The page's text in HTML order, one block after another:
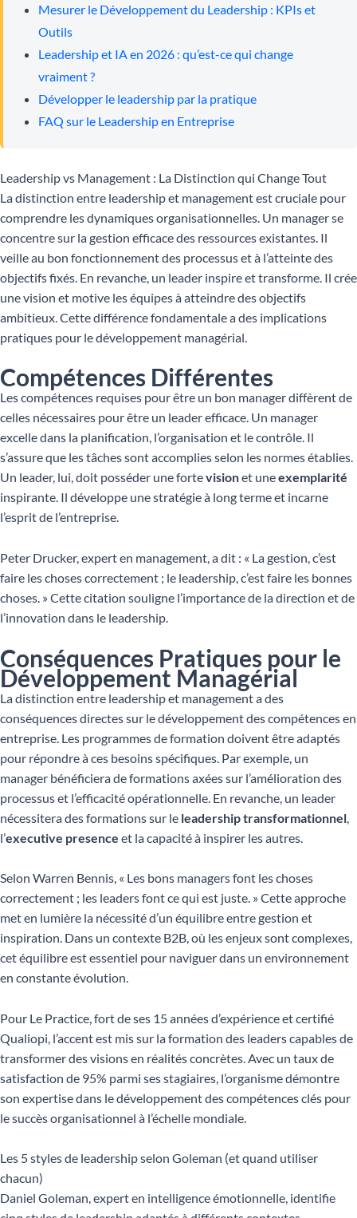
Mesurer le Développement du Leadership : KPIs et
Outils
Leadership et IA en 2026 : qu’est-ce qui change
vraiment ?
Développer le leadership par la pratique
FAQ sur le Leadership en Entreprise
Leadership vs Management : La Distinction qui Change Tout
La distinction entre leadership et management est cruciale pour
comprendre les dynamiques organisationnelles. Un manager se
concentre sur la gestion efficace des ressources existantes. Il
veille au bon fonctionnement des processus et à l’atteinte des
objectifs fixés. En revanche, un leader inspire et transforme. Il crée
une vision et motive les équipes à atteindre des objectifs
ambitieux. Cette différence fondamentale a des implications
pratiques pour le développement managérial.
Compétences Différentes
Les compétences requises pour être un bon manager diffèrent de
celles nécessaires pour être un leader efficace. Un manager
excelle dans la planification, l’organisation et le contrôle. Il
s’assure que les tâches sont accomplies selon les normes établies.
Un leader, lui, doit posséder une fortevisionet uneexemplarité
inspirante. Il développe une stratégie à long terme et incarne
l’esprit de l’entreprise.
Peter Drucker, expert en management, a dit : « La gestion, c’est
faire les choses correctement ; le leadership, c’est faire les bonnes
choses. » Cette citation souligne l’importance de la direction et de
l’innovation dans le leadership.
Conséquences Pratiques pour le
Développement Managérial
La distinction entre leadership et management a des
conséquences directes sur le développement des compétences en
entreprise. Les programmes de formation doivent être adaptés
pour répondre à ces besoins spécifiques. Par exemple, un
manager bénéficiera de formations axées sur l’amélioration des
processus et l’efficacité opérationnelle. En revanche, un leader
nécessitera des formations sur le leadership transformationnel
l’executive presence et la capacité à inspirer les autres.
Selon Warren Bennis, « Les bons managers font les choses
correctement ; les leaders font ce qui est juste. » Cette approche
met en lumière la nécessité d’un équilibre entre gestion et
inspiration. Dans un contexte B2B, où les enjeux sont complexes,
cet équilibre est essentiel pour naviguer dans un environnement
en constante évolution.
Pour Le Practice, fort de ses 15 années d’expérience et certifié
Qualiopi, l’accent est mis sur la formation des leaders capables de
transformer des visions en réalités concrètes. Avec un taux de
satisfaction de 95% parmi ses stagiaires, l’organisme démontre
son expertise dans le développement des compétences clés pour
le succès organisationnel à l’échelle mondiale.
Les 5 styles de leadership selon Goleman (et quand utiliser
chacun)
Daniel Goleman, expert en intelligence émotionnelle, identifie